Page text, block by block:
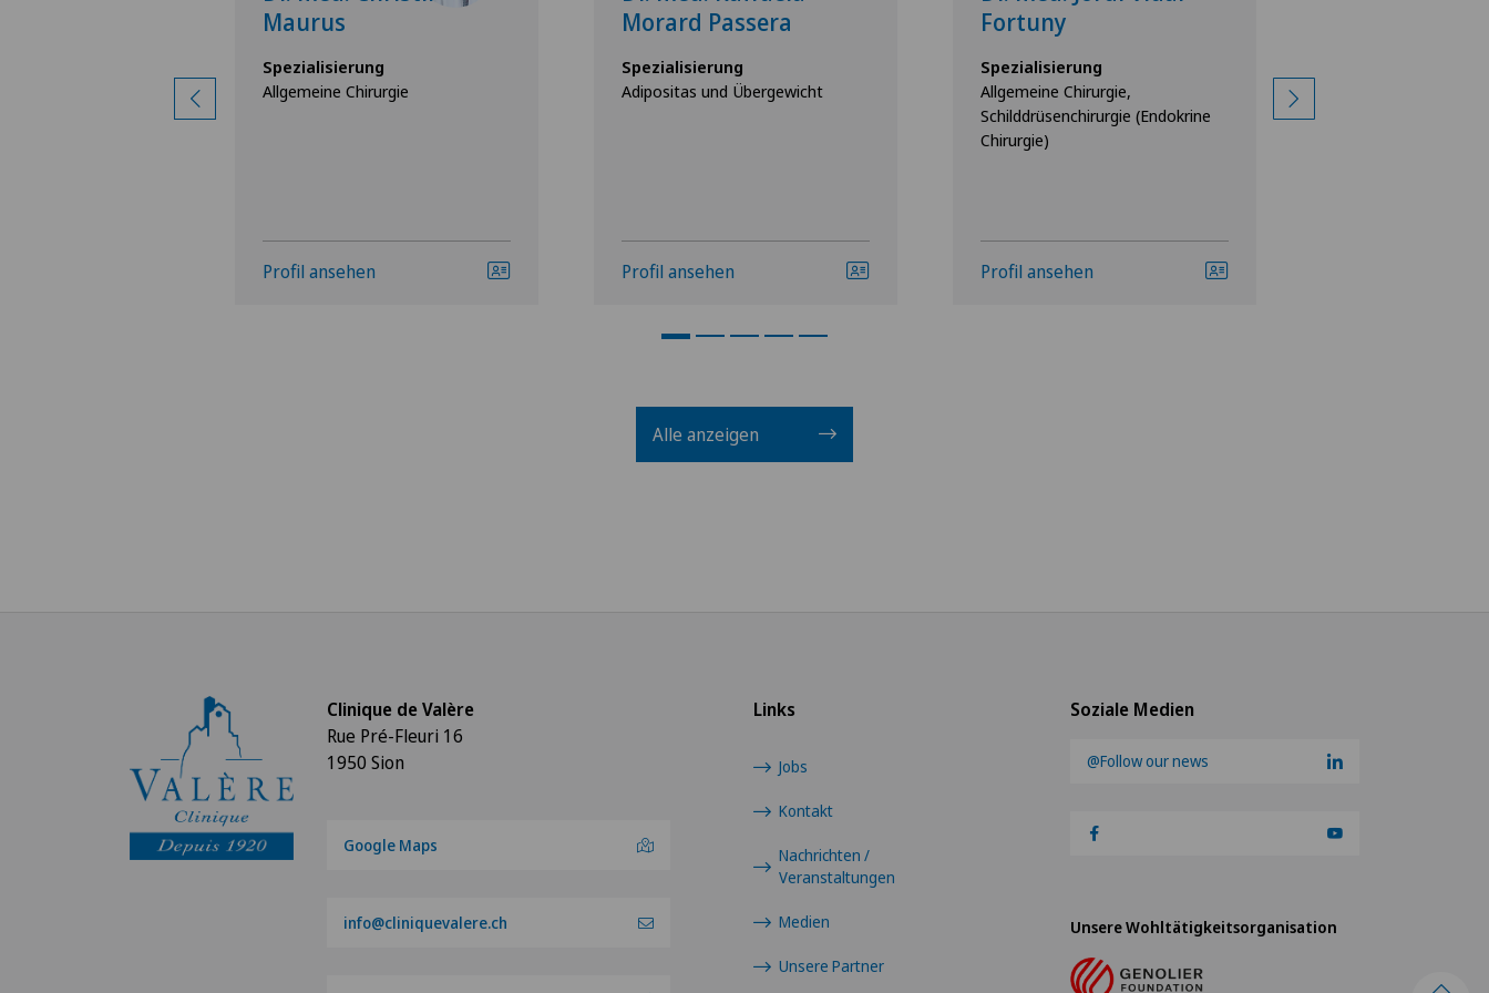
Maurus
Spezialisierung
Allgemeine Chirurgie
Profil ansehen
Morard Passera
Spezialisierung
Adipositas und Übergewicht
Profil ansehen
Fortuny
Spezialisierung
Allgemeine Chirurgie,
Schilddrüsenchirurgie (Endokrine
Chirurgie)
Profil ansehen
Alle anzeigen
Soziale Medien
@Follow our news
Links
Jobs
Kontakt
Nachrichten /
Veranstaltungen
Medien
Unsere Partner
Clinique de Valère
Rue Pré-Fleuri 16
1950 Sion
Google Maps
info@cliniquevalere.ch Unsere Wohltätigkeitsorganisation